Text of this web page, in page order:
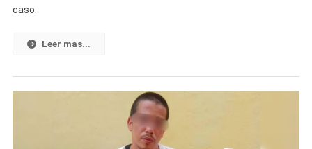
Gómez
Desaparecida;
caso.
Leer mas...